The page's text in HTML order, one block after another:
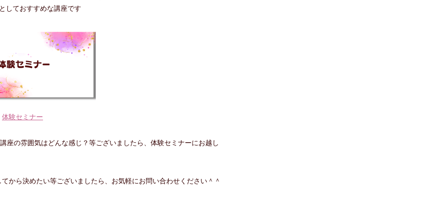
しておすすめな講座です
体験セミナー
座の雰囲気はどんな感じ？等ございましたら、体験セミナーにお越し
から決めたい等ございましたら、お気軽にお問い合わせください＾＾